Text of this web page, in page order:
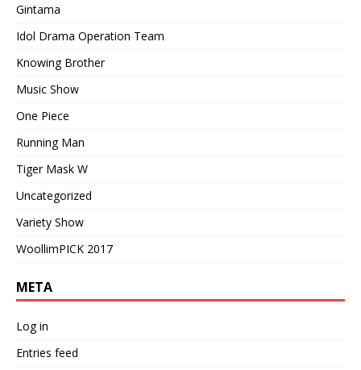
Gintama
Idol Drama Operation Team
Knowing Brother
Music Show
One Piece
Running Man
Tiger Mask W
Uncategorized
Variety Show
WoollimPICK 2017
META
Log in
Entries feed